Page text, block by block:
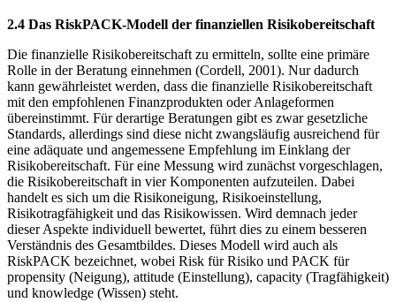
2.4 Das RiskPACK-Modell der finanziellen Risikobereitschaft
Die finanzielle Risikobereitschaft zu ermitteln, sollte eine primäre
Rolle in der Beratung einnehmen (Cordell, 2001). Nur dadurch
kann gewährleistet werden, dass die finanzielle Risikobereitschaft
mit den empfohlenen Finanzprodukten oder Anlageformen
übereinstimmt. Für derartige Beratungen gibt es zwar gesetzliche
Standards, allerdings sind diese nicht zwangsläufig ausreichend für
eine adäquate und angemessene Empfehlung im Einklang der
Risikobereitschaft. Für eine Messung wird zunächst vorgeschlagen,
die Risikobereitschaft in vier Komponenten aufzuteilen. Dabei
handelt es sich um die Risikoneigung, Risikoeinstellung,
Risikotragfähigkeit und das Risikowissen. Wird demnach jeder
dieser Aspekte individuell bewertet, führt dies zu einem besseren
Verständnis des Gesamtbildes. Dieses Modell wird auch als
RiskPACK bezeichnet, wobei Risk für Risiko und PACK für
propensity (Neigung), attitude (Einstellung), capacity (Tragfähigkeit)
und knowledge (Wissen) steht.